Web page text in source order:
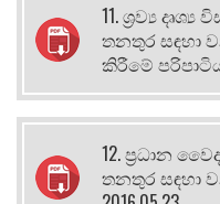
11. ශ්‍රව්‍ය
තනතුර සඳහා
කිරීමේ පරිපාටිය
12. ප්‍රධාන
තනතුර සඳහා